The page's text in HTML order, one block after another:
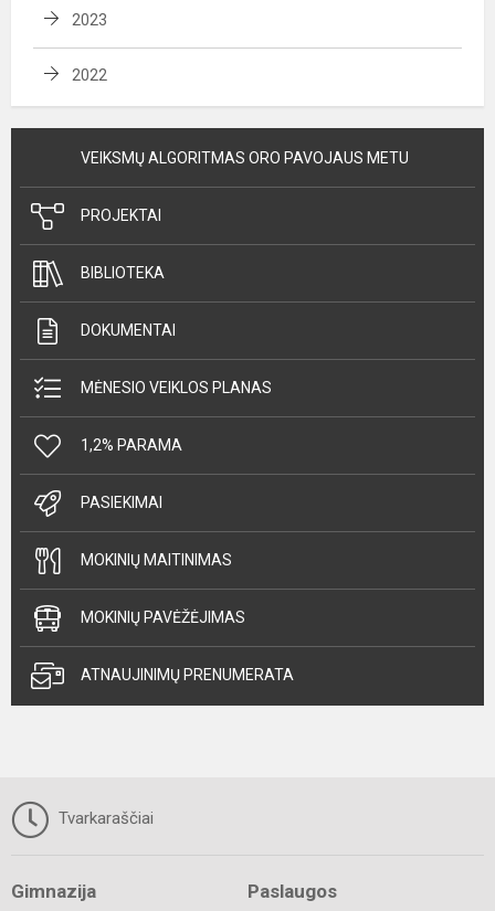
2023
2022
VEIKSMŲ ALGORITMAS ORO PAVOJAUS METU
PROJEKTAI
BIBLIOTEKA
DOKUMENTAI
MĖNESIO VEIKLOS PLANAS
1,2% PARAMA
PASIEKIMAI
MOKINIŲ MAITINIMAS
MOKINIŲ PAVĖŽĖJIMAS
ATNAUJINIMŲ PRENUMERATA
Tvarkaraščiai
Gimnazija Paslaugos